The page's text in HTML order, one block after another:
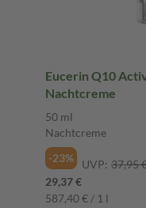
Eucerin Q10
Nachtcreme
50 ml
Nachtcreme
-23%
UVP: 37,95
29,37 €
587,40 € / 1 l